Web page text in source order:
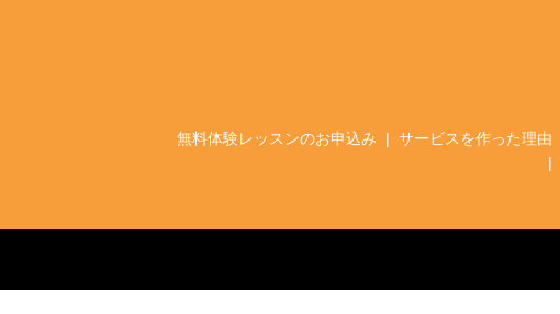
無料体験レッスンのお申込み サービスを作った理由